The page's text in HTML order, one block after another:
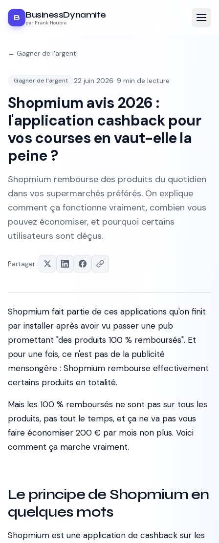
B BusinessDynamite
par Frank Houbre
← Gagner de l'argent
Gagner de l'argent 22 juin 2026· 9 min de lecture
Shopmium avis 2026 :
l'application cashback pour
vos courses en vaut-elle la
peine ?
Shopmium rembourse des produits du quotidien
dans vos supermarchés préférés. On explique
comment ça fonctionne vraiment, combien vous
pouvez économiser, et pourquoi certains
utilisateurs sont déçus.
Partager :
Shopmium fait partie de ces applications qu'on finit
par installer après avoir vu passer une pub
promettant "des produits 100 % remboursés". Et
pour une fois, ce n'est pas de la publicité
mensongère : Shopmium rembourse effectivement
certains produits en totalité.
Mais les 100 % remboursés ne sont pas sur tous les
produits, pas tout le temps, et ça ne va pas vous
faire économiser 200 € par mois non plus. Voici
comment ça marche vraiment.
Le principe de Shopmium en
quelques mots
Shopmium est une application de cashback sur les